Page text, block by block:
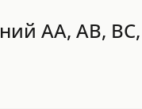
AA, AB, BC,